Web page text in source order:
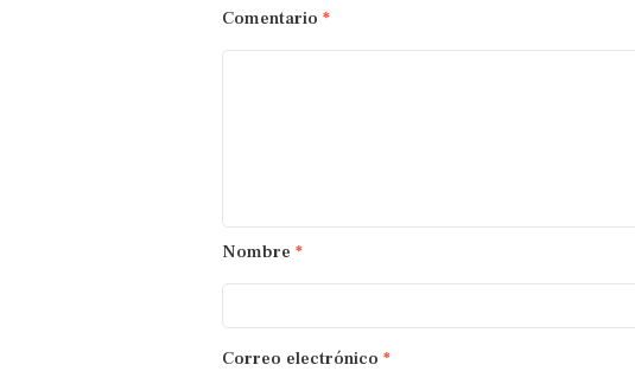
Comentario *
Nombre *
Correo electrónico *